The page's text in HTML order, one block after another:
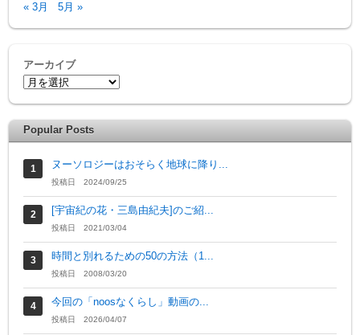
« 3月
5月 »
アーカイブ
Popular Posts
ヌーソロジーはおそらく地球に降り...
投稿日 2024/09/25
[宇宙紀の花・三島由紀夫]のご紹...
投稿日 2021/03/04
時間と別れるための50の方法（1...
投稿日 2008/03/20
今回の「noosなくらし」動画の...
投稿日 2026/04/07